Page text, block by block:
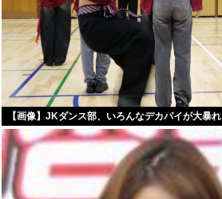
【画像】JKダンス部、いろんなデカパイが大暴れ